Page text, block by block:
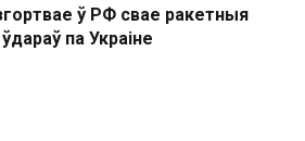
ў РФ свае ракетныя
па Украіне